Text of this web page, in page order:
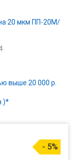
выше 20 000 р.
- 5%